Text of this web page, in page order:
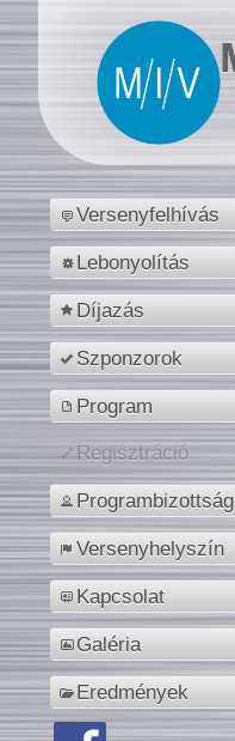
Versenyfelhívás
Lebonyolítás
Díjazás
Szponzorok
Program
Regisztráció
Programbizottság
Versenyhelyszín
Kapcsolat
Galéria
Eredmények